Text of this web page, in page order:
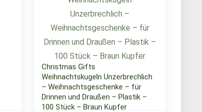
Christmas Gifts
Weihnachtskugeln Unzerbrechlich
– Weihnachtsgeschenke – für
Drinnen und Draußen – Plastik –
100 Stück – Braun Kupfer